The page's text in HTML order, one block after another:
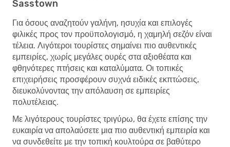
Sasstown
Για όσους αναζητούν γαλήνη, ησυχία και επιλογές
φιλικές προς τον προϋπολογισμό, η χαμηλή σεζόν είναι
τέλεια. Λιγότεροι τουρίστες σημαίνει πιο αυθεντικές
εμπειρίες, χωρίς μεγάλες ουρές στα αξιοθέατα και
φθηνότερες πτήσεις και καταλύματα. Οι τοπικές
επιχειρήσεις προσφέρουν συχνά ειδικές εκπτώσεις,
διευκολύνοντας την απόλαυση σε εμπειρίες
πολυτέλειας.
Με λιγότερους τουρίστες τριγύρω, θα έχετε επίσης την
ευκαιρία να απολαύσετε μια πιο αυθεντική εμπειρία και
να συνδεθείτε με την τοπική κουλτούρα σε βαθύτερο